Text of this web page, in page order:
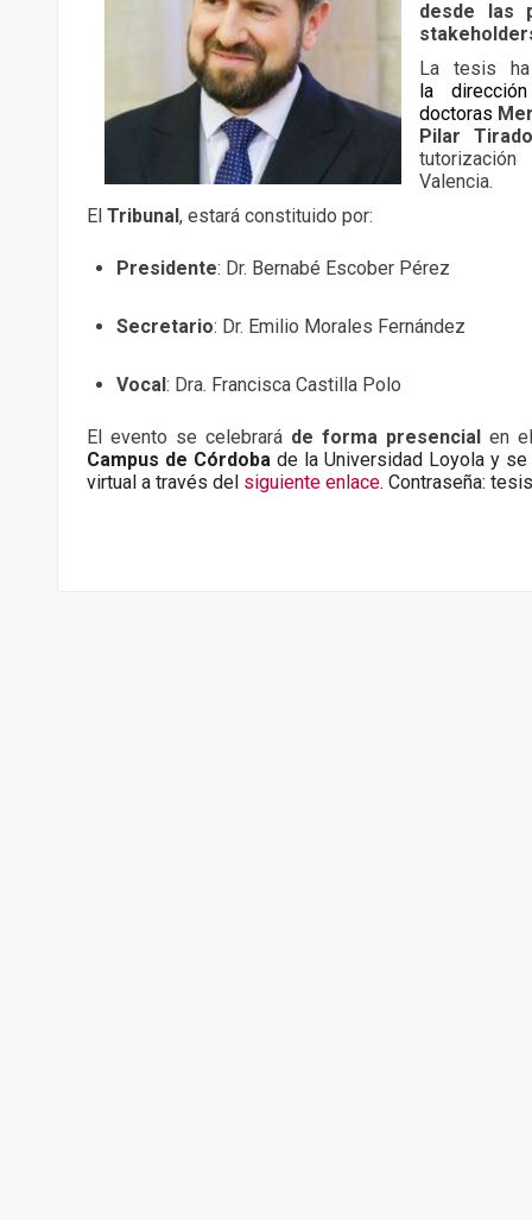
desde las
La tesis
la
doctoras
Pilar
Valencia.
El Tribunal , estará constituido por:
Presidente: Dr. Bernabé Escober Pérez
Secretario: Dr. Emilio Morales Fernández
Vocal : Dra. Francisca Castilla Polo
El evento se celebrará de forma presencialen
Campus de Córdobade la Universidad Loyola y
virtual a través del siguiente enlace. Contraseña: tesis